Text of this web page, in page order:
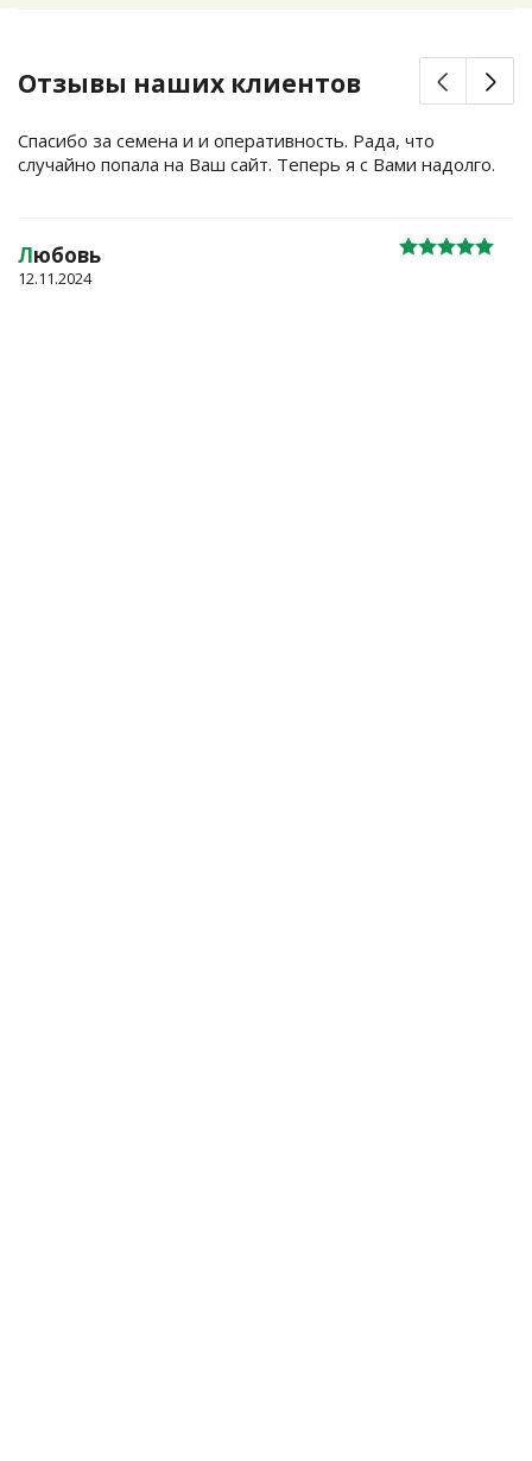
Отзывы наших клиентов
Спасибо за семена и и оперативность. Рада, что
случайно попала на Ваш сайт. Теперь я с Вами надолго.
Любовь
12.11.2024